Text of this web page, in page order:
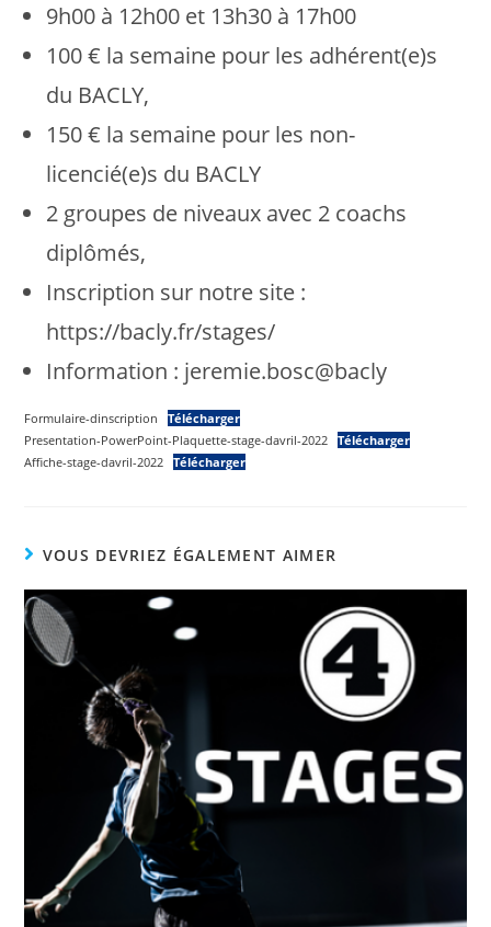
9h00 à 12h00 et 13h30 à 17h00
100 € la semaine pour les adhérent(e)s
du BACLY,
150 € la semaine pour les non-
licencié(e)s du BACLY
2 groupes de niveaux avec 2 coachs
diplômés,
Inscription sur notre site :
https://bacly.fr/stages/
Information : jeremie.bosc@bacly
Formulaire-dinscription
Télécharger
Presentation-PowerPoint-Plaquette-stage-davril-2022 Télécharger
Affiche-stage-davril-2022 Télécharger
VOUS DEVRIEZ ÉGALEMENT AIMER